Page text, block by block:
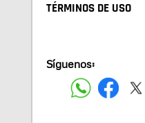
TÉRMINOS DE USO
Síguenos: